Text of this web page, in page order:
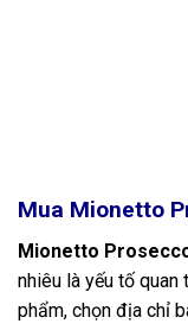
Mua Mionetto
Mionetto
nhiêu là yếu tố
phẩm, chọn địa chỉ